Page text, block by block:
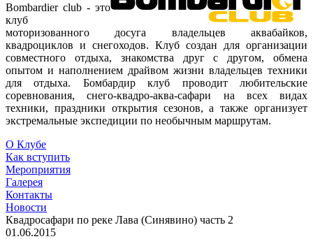
Bombardier club - это
клуб
моторизованного досуга владельцев аквабайков,
квадроциклов и снегоходов. Клуб создан для организации
совместного отдыха, знакомства друг с другом, обмена
опытом и наполнением драйвом жизни владельцев техники
для отдыха. Бомбардир клуб проводит любительские
соревнования, снего-квадро-аква-сафари на всех видах
техники, праздники открытия сезонов, а также организует
экстремальные экспедиции по необычным маршрутам.
О Клубе
Как вступить
Мероприятия
Галерея
Контакты
Новости
Квадросафари по реке Лава (Синявино) часть 2
01.06.2015